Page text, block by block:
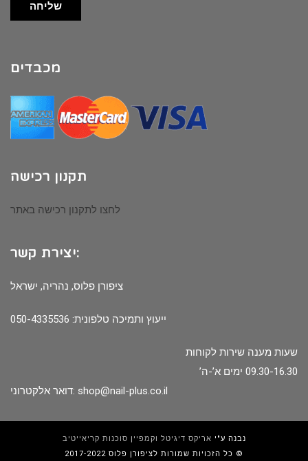
שליחה
מכבדים
תקנון רכישה
לחצו לתקנון רכישה באתר
יצירת קשר:
ציפורן פלוס, נהריה, ישראל
ייעוץ ותמיכה טלפונית: 050-4335536
שעות מענה שירות לקוחות
09.30-16.30 ימים א’-ה’
דואר אלקטרוני: shop@nail-plus.co.il
נבנה ע"י אריקס דיגיטל וקמפיין סוכנות קריאייטיב
כל הזכויות שמורות לציפורן פלוס 2017-2022 ©